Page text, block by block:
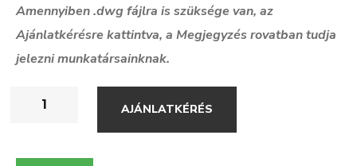
Amennyiben .dwg fájlra is szüksége van, az
Ajánlatkérésre kattintva, a Megjegyzés rovatban tudja
jelezni munkatársainknak.
AJÁNLATKÉRÉS